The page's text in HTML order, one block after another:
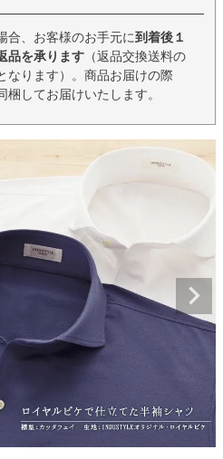
合、お客様のお手元に到着後１
品を承ります （返品交換送料の
なります）。商品お届けの際
してお届けいたします。